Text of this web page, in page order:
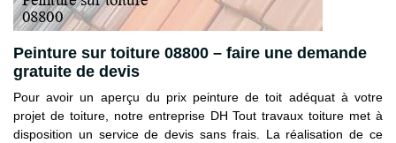
Peinture sur toiture 08800 – faire une demande
gratuite de devis
Pour avoir un aperçu du prix peinture de toit adéquat à votre
projet de toiture, notre entreprise DH Tout travaux toiture met à
disposition un service de devis sans frais. La réalisation de ce